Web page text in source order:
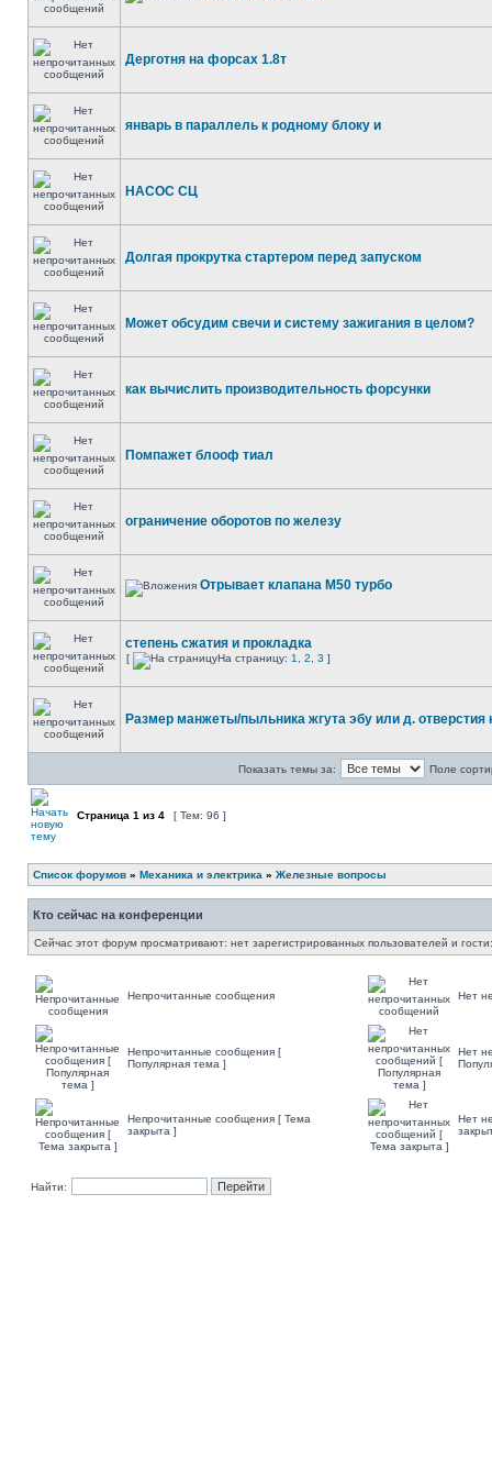
Дерготня на форсах 1.8т
январь в параллель к родному блоку и
НАСОС СЦ
Долгая прокрутка стартером перед запуском
Может обсудим свечи и систему зажигания в целом?
как вычислить производительность форсунки
Помпажет блооф тиал
ограничение оборотов по железу
Отрывает клапана М50 турбо
степень сжатия и прокладка
[ На страницу: 1 2 3 ]
Размер манжеты/пыльника жгута эбу или д. отверстия
Показать темы за: Поле
Страница 1 из 4 [ Тем: 96 ]
Список форумов » Механика и электрика » Железные вопросы
Кто сейчас на конференции
Сейчас этот форум просматривают: нет зарегистрированных пользователей и
Непрочитанные сообщения Нет
Непрочитанные сообщения [
Популярная тема ]
Нет
Непрочитанные сообщения [ Тема
закрыта ]
Нет
Найти: